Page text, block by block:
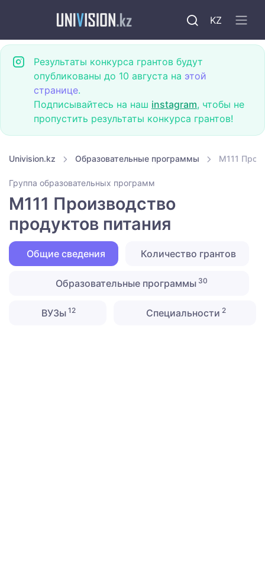
KZ
Результаты конкурса грантов будут
опубликованы до 10 августа на этой
странице.
Подписывайтесь на наш instagram, чтобы не
пропустить результаты конкурса грантов!
Univision.kz Образовательные программы M111
Группа образовательных программ
M111 Производство
продуктов питания
Общие сведения Количество грантов
Образовательные программы30
ВУЗы 12 Специальности 2